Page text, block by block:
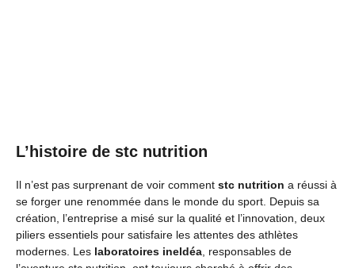
L’histoire de stc nutrition
Il n’est pas surprenant de voir comment stc nutrition a réussi à
se forger une renommée dans le monde du sport. Depuis sa
création, l’entreprise a misé sur la qualité et l’innovation, deux
piliers essentiels pour satisfaire les attentes des athlètes
modernes. Les laboratoires ineldéa , responsables de